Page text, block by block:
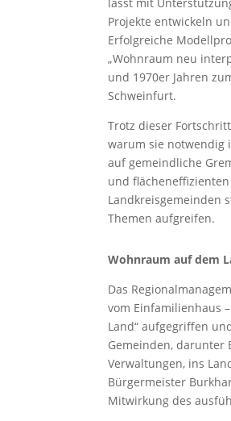
Projekte entwickeln
Erfolgreiche
„Wohnraum neu
und 1970er Jahren
Schweinfurt.
Trotz dieser
warum sie notwendig
auf gemeindliche
und
Landkreisgemeinden
Themen aufgreifen.
Wohnraum auf dem
Das
vom Einfamilienhaus
Land“ aufgegriffen
Gemeinden,
Verwaltungen, ins
Bürgermeister
Mitwirkung des